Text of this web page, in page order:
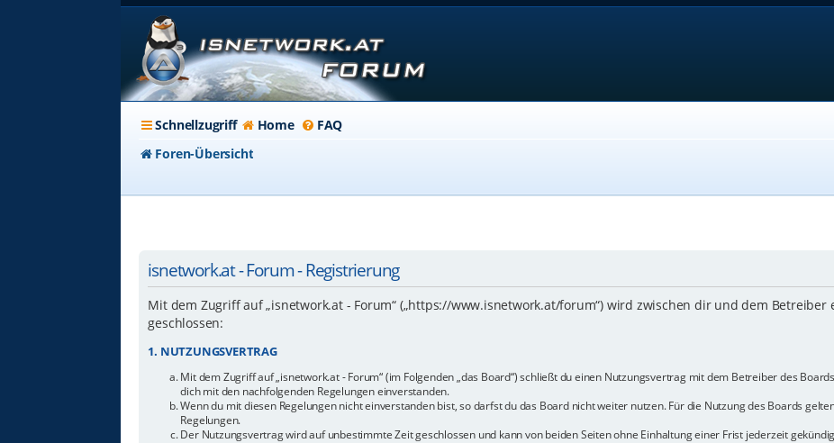
Schnellzugriff Home FAQ
Foren-Übersicht
isnetwork.at - Forum - Registrierung
Mit dem Zugriff auf „isnetwork.at - Forum“ („https://www.isnetwork.at/forum“) wird zwischen dir und dem
geschlossen:
1. NUTZUNGSVERTRAG
Mit dem Zugriff auf „isnetwork.at - Forum“ (im Folgenden „das Board“) schließt du einen Nutzungsvertrag mit dem Betreiber des
dich mit den nachfolgenden Regelungen einverstanden.
Wenn du mit diesen Regelungen nicht einverstanden bist, so darfst du das Board nicht weiter nutzen. Für die Nutzung des Boards
Regelungen.
Der Nutzungsvertrag wird auf unbestimmte Zeit geschlossen und kann von beiden Seiten ohne Einhaltung einer Frist jederzeit